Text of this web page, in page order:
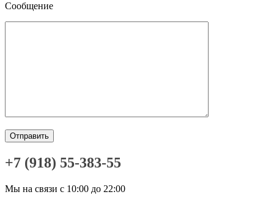
Сообщение
+7 (918) 55-383-55
Мы на связи с 10:00 до 22:00